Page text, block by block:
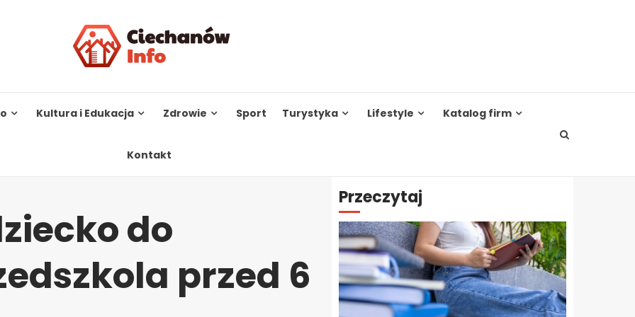
Kultura i Edukacja Zdrowie Sport Turystyka Lifestyle Katalog firm
Kontakt
do
przed 6
Przeczytaj